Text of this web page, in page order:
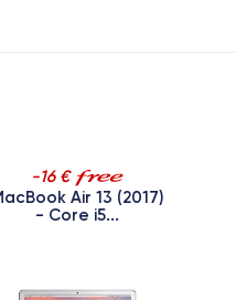
-16 €
Air 13 (2017)
- Core i5...